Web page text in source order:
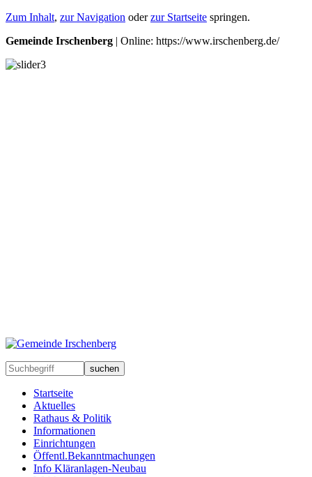
Zum Inhalt, zur Navigation oderzur Startseite springen.
Gemeinde Irschenberg | Online: https://www.irschenberg.de/
suchen
Startseite
Aktuelles
Rathaus & Politik
Informationen
Einrichtungen
Öffentl.Bekanntmachungen
Info Kläranlagen-Neubau